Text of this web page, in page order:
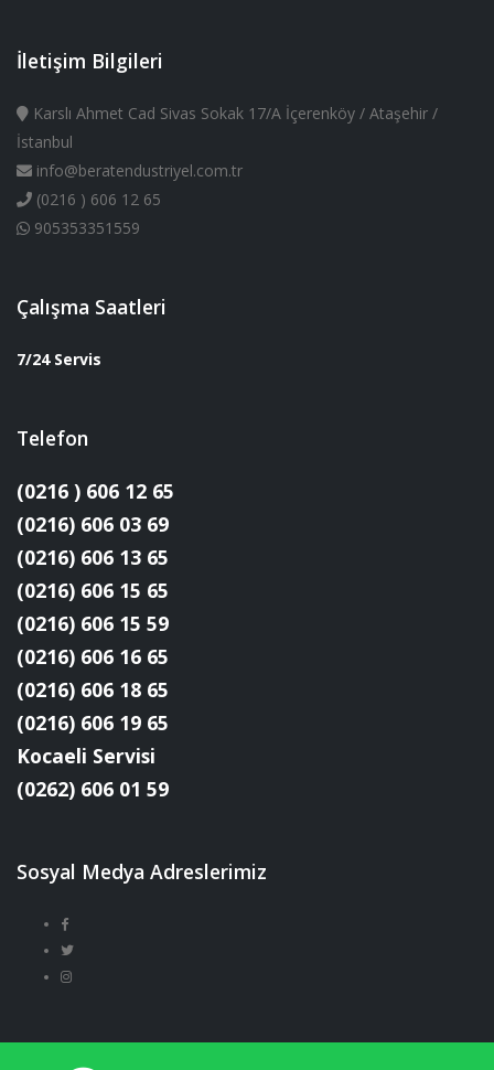
İletişim Bilgileri
Karslı Ahmet Cad Sivas Sokak 17/A İçerenköy / Ataşehir /
İstanbul
info@beratendustriyel.com.tr
(0216 ) 606 12 65
905353351559
Çalışma Saatleri
7/24 Servis
Telefon
(0216 ) 606 12 65
(0216) 606 03 69
(0216) 606 13 65
(0216) 606 15 65
(0216) 606 15 59
(0216) 606 16 65
(0216) 606 18 65
(0216) 606 19 65
Kocaeli Servisi
(0262) 606 01 59
Sosyal Medya Adreslerimiz